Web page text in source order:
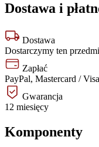
Dostawa i
Dostawa
Dostarczymy ten
Zapłać
PayPal, Mastercard / Visa
Gwarancja
12 miesięcy
Komponenty